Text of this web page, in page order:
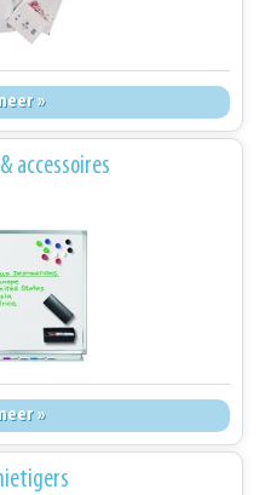
»
accessoires
»